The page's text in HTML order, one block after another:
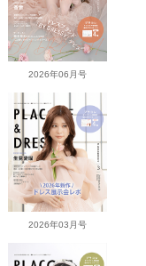
2026年06月号
2026年03月号